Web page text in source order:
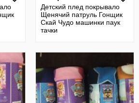
Детский плед покрывало
Щенячий патруль Гонщик
Скай Чудо машинки паук
тачки